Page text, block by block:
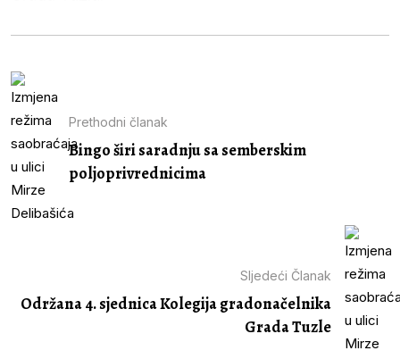
Prethodni članak
Bingo širi saradnju sa semberskim
poljoprivrednicima
Sljedeći Članak
Održana 4. sjednica Kolegija gradonačelnika
Grada Tuzle